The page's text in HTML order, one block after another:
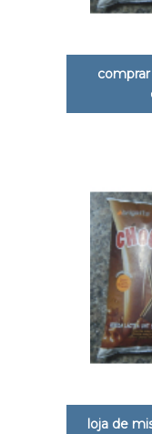
loja de